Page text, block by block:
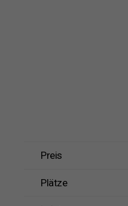
Preis
Plätze